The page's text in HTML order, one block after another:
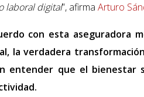
laboral digital”, afirma Arturo
con esta aseguradora
la verdadera
entender que el bienestar